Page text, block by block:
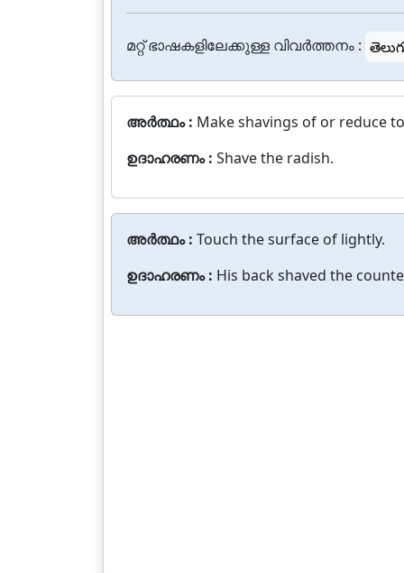
മറ്റ് ഭാഷകളിലേക്കുള്ള വിവർത്തനം :
അർത്ഥം : Make shavings of or reduce
ഉദാഹരണം : Shave the radish.
അർത്ഥം : Touch the surface of lightly.
ഉദാഹരണം : His back shaved the